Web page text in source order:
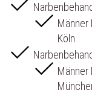
Männer
Köln
Männer